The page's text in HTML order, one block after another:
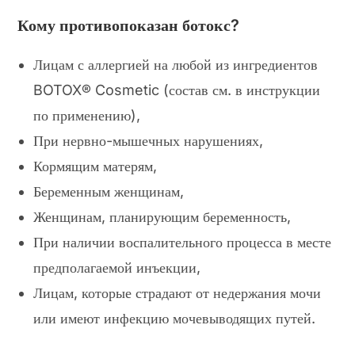
Кому противопоказан ботокс?
Лицам с аллергией на любой из ингредиентов
BOTOX® Cosmetic (состав см. в инструкции
по применению),
При нервно-мышечных нарушениях,
Кормящим матерям,
Беременным женщинам,
Женщинам, планирующим беременность,
При наличии воспалительного процесса в месте
предполагаемой инъекции,
Лицам, которые страдают от недержания мочи
или имеют инфекцию мочевыводящих путей.